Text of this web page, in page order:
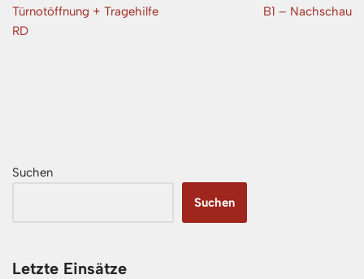
Türnotöffnung + Tragehilfe
RD
B1 – Nachschau
Suchen
Suchen
Letzte Einsätze